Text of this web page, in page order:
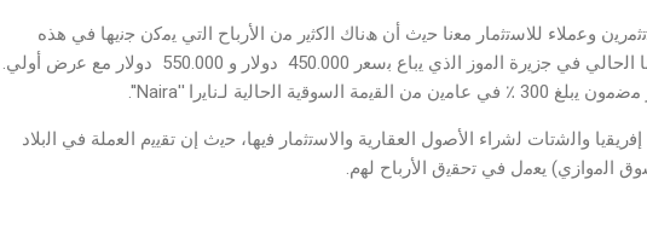
وﻋﻣﻼء ﻟﻼﺳﺗﺛﻣﺎر ﻣﻌﻧﺎ ﺣﯾث أن ھﻧﺎك اﻟﻛﺛﯾر ﻣن اﻷرﺑﺎح اﻟﺗﻲ ﯾﻣﻛن ﺟﻧﯾﮭﺎ ﻓﻲ ھذه
اﻟﻣﻧطﻘﺔ أو إﻓرﯾﻘﯾﺎ ، ﻻ ﺳﯾﻣﺎ ﻣن ﺧﻼل ﻣﺷروﻋﻧﺎ اﻟﺣﺎﻟﻲ ﻓﻲ ﺟزﯾرة اﻟﻣوز اﻟذي ﯾﺑﺎع ﺑﺳﻌر 450.000 دوﻻر و 550.000 دوﻻر ﻣﻊ ﻋرض أوﻟﻲ.
واﻟﺷﺗﺎت ﻟﺷراء اﻷﺻول اﻟﻌﻘﺎرﯾﺔ واﻻﺳﺗﺛﻣﺎر ﻓﯾﮭﺎ، ﺣﯾث إن ﺗﻘﯾﯾم اﻟﻌﻣﻠﺔ ﻓﻲ اﻟﺑﻼد